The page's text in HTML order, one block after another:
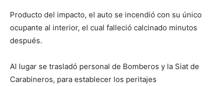
Producto del impacto, el auto se incendió con su único
ocupante al interior, el cual falleció calcinado minutos
después.
Al lugar se trasladó personal de Bomberos y la Siat de
Carabineros, para establecer los peritajes